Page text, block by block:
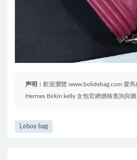
声明： 歡迎瀏覽 www.bolidebag.com 愛
Hermes Birkin kelly 女包官網價格查詢與圖
Leboy bag